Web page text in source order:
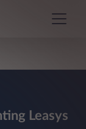
Leasys